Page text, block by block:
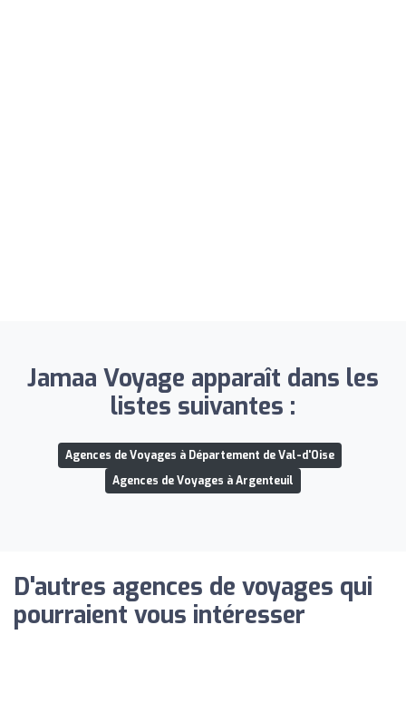
Jamaa Voyage apparaît dans les
listes suivantes :
Agences de Voyages à Département de Val-d'Oise
Agences de Voyages à Argenteuil
D'autres agences de voyages qui
pourraient vous intéresser